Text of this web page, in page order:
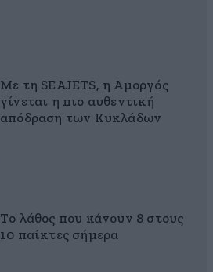
Με τη SEAJETS, η Αμοργός
γίνεται η πιο αυθεντική
απόδραση των Κυκλάδων
Το λάθος που κάνουν 8 στους
10 παίκτες σήμερα